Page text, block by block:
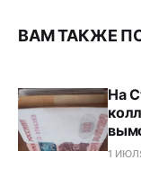
ВАМ ТАКЖЕ
На
1